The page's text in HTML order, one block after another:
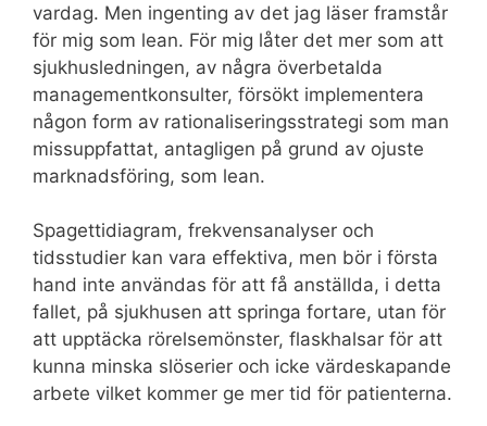
vardag. Men ingenting av det jag läser framstår
för mig som lean. För mig låter det mer som att
sjukhusledningen, av några överbetalda
managementkonsulter, försökt implementera
någon form av rationaliseringsstrategi som man
missuppfattat, antagligen på grund av ojuste
marknadsföring, som lean.
Spagettidiagram, frekvensanalyser och
tidsstudier kan vara effektiva, men bör i första
hand inte användas för att få anställda, i detta
fallet, på sjukhusen att springa fortare, utan för
att upptäcka rörelsemönster, flaskhalsar för att
kunna minska slöserier och icke värdeskapande
arbete vilket kommer ge mer tid för patienterna.